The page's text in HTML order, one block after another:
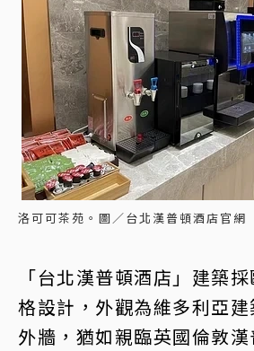
洛可可茶苑。圖／台北漢普頓酒店官網
「台北漢普頓酒店」建築
格設計，外觀為維多利亞
外牆，猶如親臨英國倫敦